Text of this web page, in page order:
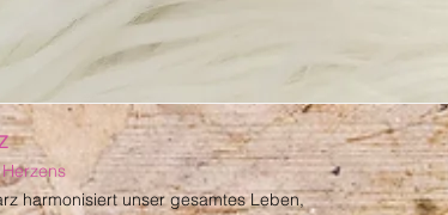
harmonisiert unser gesamtes Leben,